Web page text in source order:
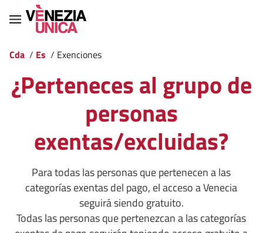
Cda / Es / Exenciones
¿Perteneces al grupo de
personas
exentas/excluidas?
Para todas las personas que pertenecen a las
categorías exentas del pago, el acceso a Venecia
seguirá siendo gratuito.
Todas las personas que pertenezcan a las categorías